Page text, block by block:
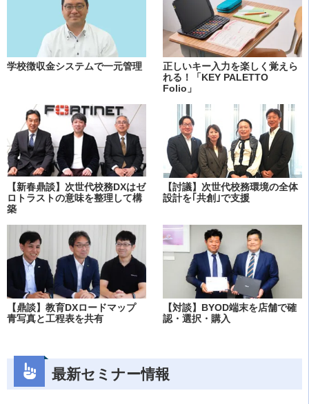
学校徴収金システムで一元管理
正しいキー入力を楽しく覚えら
れる！「KEY PALETTO
Folio」
【新春鼎談】次世代校務DXはゼ
ロトラストの意味を整理して構
築
【討議】次世代校務環境の全体
設計を｢共創｣で支援
【鼎談】教育DXロードマップ
青写真と工程表を共有
【対談】BYOD端末を店舗で確
認・選択・購入
最新セミナー情報